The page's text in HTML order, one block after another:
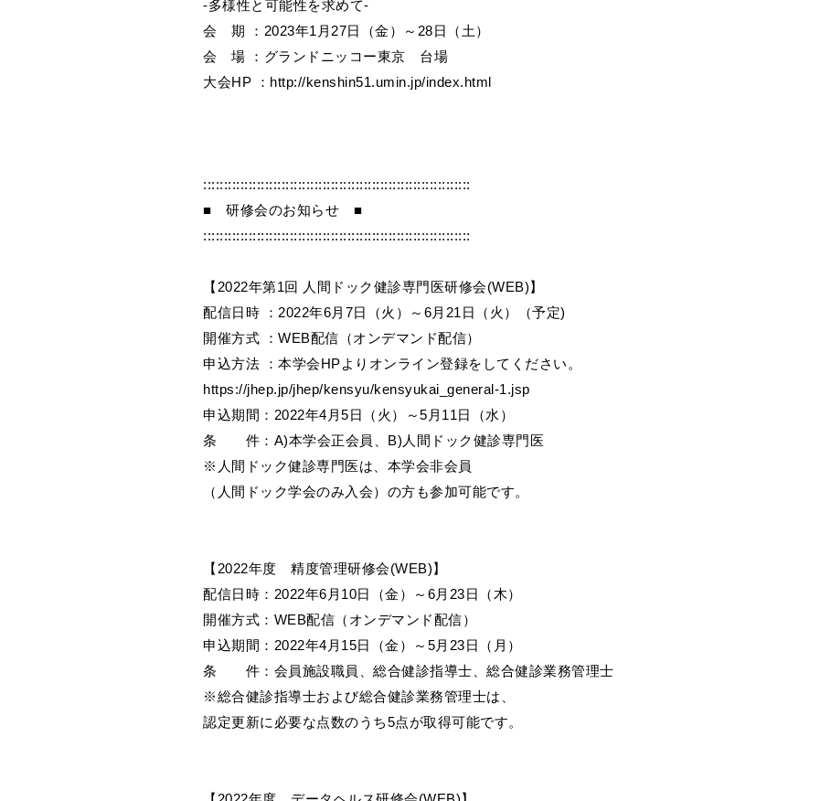
-多様性と可能性を求めて-
会 期 ：2023年1月27日（金）～28日（土）
会 場 ：グランドニッコー東京 台場
大会HP ：http://kenshin51.umin.jp/index.html
:::::::::::::::::::::::::::::::::::::::::::::::::::::::::::::::::
■ 研修会のお知らせ ■
:::::::::::::::::::::::::::::::::::::::::::::::::::::::::::::::::
【2022年第1回 人間ドック健診専門医研修会(WEB)】
配信日時 ：2022年6月7日（火）～6月21日（火）（予定)
開催方式 ：WEB配信（オンデマンド配信）
申込方法 ：本学会HPよりオンライン登録をしてください。
https://jhep.jp/jhep/kensyu/kensyukai_general-1.jsp
申込期間：2022年4月5日（火）～5月11日（水）
条 件：A)本学会正会員、B)人間ドック健診専門医
※人間ドック健診専門医は、本学会非会員
（人間ドック学会のみ入会）の方も参加可能です。
【2022年度 精度管理研修会(WEB)】
配信日時：2022年6月10日（金）～6月23日（木）
開催方式：WEB配信（オンデマンド配信）
申込期間：2022年4月15日（金）～5月23日（月）
条 件：会員施設職員、総合健診指導士、総合健診業務管理士
※総合健診指導士および総合健診業務管理士は、
認定更新に必要な点数のうち5点が取得可能です。